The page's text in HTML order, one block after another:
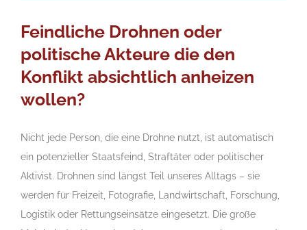
Feindliche Drohnen oder
politische Akteure die den
Konflikt absichtlich anheizen
wollen?
Nicht jede Person, die eine Drohne nutzt, ist automatisch
ein potenzieller Staatsfeind, Straftäter oder politischer
Aktivist. Drohnen sind längst Teil unseres Alltags – sie
werden für Freizeit, Fotografie, Landwirtschaft, Forschung,
Logistik oder Rettungseinsätze eingesetzt. Die große